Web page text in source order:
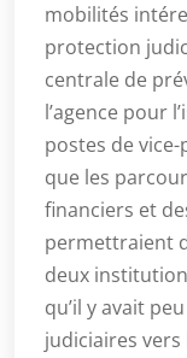
mobilités
protection
centrale de
l’agence pour
postes de
que les
financiers et
permettraient
deux
qu’il y avait
judiciaires